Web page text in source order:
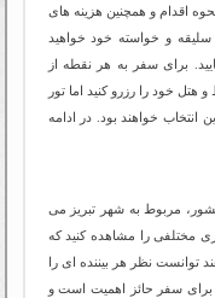
اقدام و همچنین هزینه های
و خواسته خود خواهید
برای سفر به هر نقطه از
هتل خود را رزرو کنید اما تور
انتخاب خواهند بود. در ادامه
مربوط به شهر تبریز می
مختلفی را مشاهده کنید که
توانست نظر هر بیننده ای را
برای سفر حائز اهمیت است و